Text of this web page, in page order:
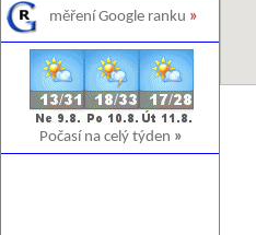
měření Google ranku »
Počasí na celý týden »